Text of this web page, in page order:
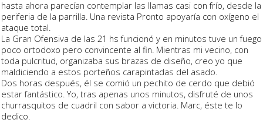
hasta ahora parecían contemplar las llamas casi con frío, desde la
periferia de la parrilla. Una revista Pronto apoyaría con oxígeno el
ataque total.
La Gran Ofensiva de las 21 hs funcionó y en minutos tuve un fuego
poco ortodoxo pero convincente al fin. Mientras mi vecino, con
toda pulcritud, organizaba sus brazas de diseño, creo yo que
maldiciendo a estos porteños carapintadas del asado.
Dos horas después, él se comió un pechito de cerdo que debió
estar fantástico. Yo, tras apenas unos minutos, disfruté de unos
churrasquitos de cuadril con sabor a victoria. Marc, éste te lo
dedico.